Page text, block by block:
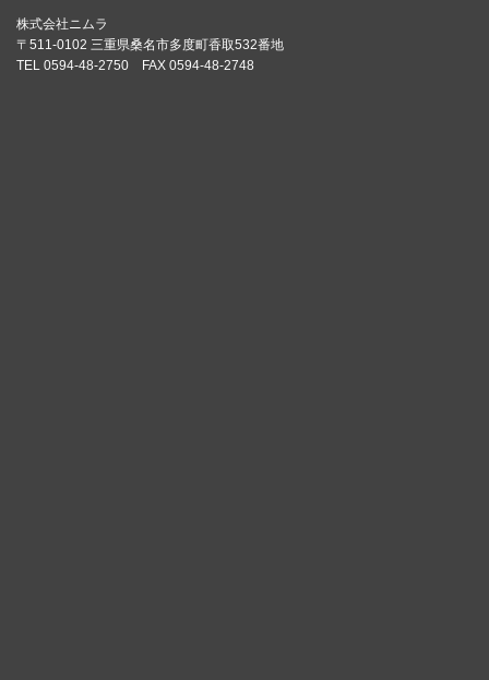
株式会社ニムラ
〒511-0102 三重県桑名市多度町香取532番地
TEL 0594-48-2750 FAX 0594-48-2748